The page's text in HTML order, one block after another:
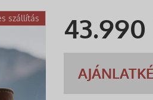
szállítás 43.990